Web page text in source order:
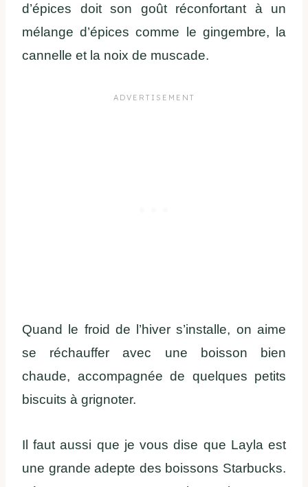
d’épices doit son goût réconfortant à un
mélange d’épices comme le gingembre, la
cannelle et la noix de muscade.
Quand le froid de l’hiver s’installe, on aime
se réchauffer avec une boisson bien
chaude, accompagnée de quelques petits
biscuits à grignoter.
Il faut aussi que je vous dise que Layla est
une grande adepte des boissons Starbucks.